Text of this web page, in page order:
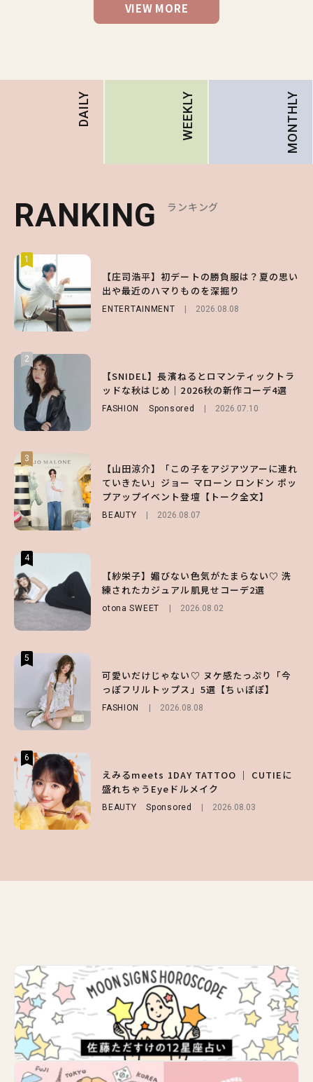
VIEW MORE
DAILY WEEKLY MONTHLY
RANKING ランキング
1
【庄司浩平】初デートの勝負服は？夏の思い
出や最近のハマりものを深掘り
ENTERTAINMENT 2026.08.08
2
【SNIDEL】長濱ねるとロマンティックトラ
ッドな秋はじめ｜2026秋の新作コーデ4選
FASHION Sponsored 2026.07.10
3
【山田涼介】「この子をアジアツアーに連れ
ていきたい」ジョー マローン ロンドン ポッ
プアップイベント登壇【トーク全文】
BEAUTY 2026.08.07
4
【紗栄子】媚びない色気がたまらない♡ 洗
練されたカジュアル肌見せコーデ2選
otona SWEET 2026.08.02
5
可愛いだけじゃない♡ ヌケ感たっぷり「今
っぽフリルトップス」5選【ちぃぽぽ】
FASHION 2026.08.08
6
えみるmeets 1DAY TATTOO ｜ CUTIEに
盛れちゃうEyeドルメイク
BEAUTY Sponsored 2026.08.03
RANKING ランキング
1
【大原優乃】夏メイクはプレイフルに！ドキ
ッとしちゃう色っぽ“うるみ目”のつくり方
BEAUTY 2026.08.01
2
【森香澄】理想のスタイルはどう作る？体型
キープの秘訣や夏の過ごし方など独占インタ
ビュー！
ENTERTAINMENT 2026.07.31
3
【ハローキティ】がスシローと初コラボ♡
第1弾の気になるメニュー＆限定グッズを総
チェック！
LIFESTYLE 2026.07.31
4
【SNIDEL】長濱ねるとロマンティックトラ
ッドな秋はじめ｜2026秋の新作コーデ4選
FASHION Sponsored 2026.07.10
5
【ALD1】グループの魅力＆素顔に迫る♡ 一
問一答をお届け！【sweet web独占】
ENTERTAINMENT 2026.08.03
6
【庄司浩平】初デートの勝負服は？夏の思い
出や最近のハマりものを深掘り
ENTERTAINMENT 2026.08.08
RANKING ランキング
1
【SNIDEL】長濱ねるとロマンティックトラ
ッドな秋はじめ｜2026秋の新作コーデ4選
FASHION Sponsored 2026.07.10
2
【付録】総柄ハローキティが可愛すぎ♡ 紀
ノ国屋コラボの“優秀保冷バッグ”は夏の強
い味方！【オトナミューズ9月号増刊】
3
【谷まりあ】夏は“シアースカート”でさり
げなく肌見せ！透け感のニュアンスを楽しめ
るマストハブアイテム4選
FASHION 2026.07.19
4
【ハローキティ】がスシローと初コラボ♡
第1弾の気になるメニュー＆限定グッズを総
チェック！
2026.07.31
5
月直伝♡ ドライシャンプー「バティスト」
を使ったプロ級スタイリング3選
Sponsored
6
【GU】夏の“主役級”アイテム決定！ヘルシ
ー＆可愛すぎる「大人の肌見せ」トップス3
選
2026.07.19